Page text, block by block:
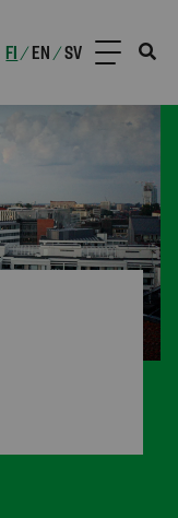
FI /EN /SV